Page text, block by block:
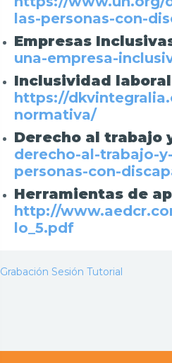
las-personas-con-
Empresas
una-empresa-
Inclusividad
https://
normativa/
Derecho al trabajo
derecho-al-trabajo-
personas-con-
Herramientas de
http://
lo_5.pdf
Grabación Sesión Tutorial